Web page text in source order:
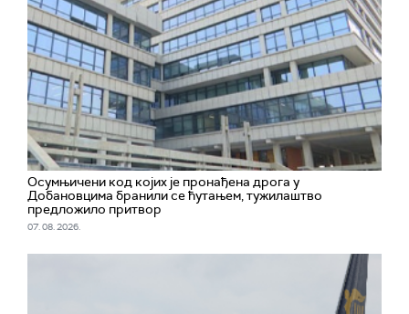
Осумњичени код којих је пронађена дрога у
Добановцима бранили се ћутањем, тужилаштво
предложило притвор
07. 08. 2026.